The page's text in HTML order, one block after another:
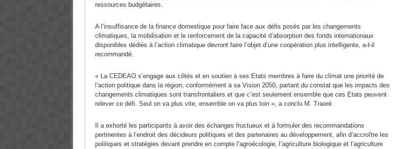
ressources budgétaires.
A l’insuffisance de la finance domestique pour faire face aux défis posés par les changements
climatiques, la mobilisation et le renforcement de la capacité d’absorption des fonds internationaux
disponibles dédiés à l’action climatique devront faire l’objet d’une coopération plus intelligente, a-t-il
recommandé.
« La CEDEAO s’engage aux côtés et en soutien à ses Etats membres à faire du climat une priorité de
l’action politique dans la région, conformément à sa Vision 2050, partant du constat que les impacts des
changements climatiques sont transfrontaliers et que c’est seulement ensemble que ces Etats peuvent
relever ce défi. Seul on va plus vite, ensemble on va plus loin », a conclu M. Traoré.
Il a exhorté les participants à avoir des échanges fructueux et à formuler des recommandations
pertinentes à l’endroit des décideurs politiques et des partenaires au développement, afin d’accroître les
politiques et stratégies devant prendre en compte l’agroécologie, l’agriculture biologique et l’agriculture